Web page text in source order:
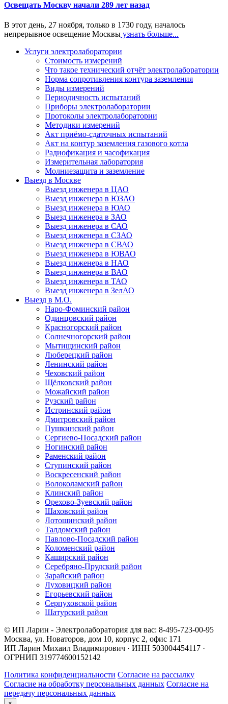
Освещать Москву начали 289 лет назад
В этот день, 27 ноября, только в 1730 году, началось
непрерывное освещение Москвы узнать больше...
Услуги электролаборатории
Стоимость измерений
Что такое технический отчёт электролаборатории
Норма сопротивления контура заземления
Виды измерений
Периодичность испытаний
Приборы электролаборатории
Протоколы электролаборатории
Методики измерений
Акт приёмо-сдаточных испытаний
Акт на контур заземления газового котла
Радиофикация и часофикация
Измерительная лаборатория
Молниезащита и заземление
Выезд в Москве
Выезд инженера в ЦАО
Выезд инженера в ЮЗАО
Выезд инженера в ЮАО
Выезд инженера в ЗАО
Выезд инженера в САО
Выезд инженера в СЗАО
Выезд инженера в СВАО
Выезд инженера в ЮВАО
Выезд инженера в НАО
Выезд инженера в ВАО
Выезд инженера в ТАО
Выезд инженера в ЗелАО
Выезд в М.О.
Наро-Фоминский район
Одинцовский район
Красногорский район
Солнечногорский район
Мытищинский район
Люберецкий район
Ленинский район
Чеховский район
Щёлковский район
Можайский район
Рузский район
Истринский район
Дмитровский район
Пушкинский район
Сергиево-Посадский район
Ногинский район
Раменский район
Ступинский район
Воскресенский район
Волоколамский район
Клинский район
Орехово-Зуевский район
Шаховский район
Лотошинский район
Талдомский район
Павлово-Посадский район
Коломенский район
Каширский район
Серебряно-Прудский район
Зарайский район
Луховицкий район
Егорьевский район
Серпуховской район
Шатурский район
© ИП Ларин - Электролаборатория для вас: 8-495-723-00-95
Москва, ул. Новаторов, дом 10, корпус 2, офис 171
ИП Ларин Михаил Владимирович · ИНН 503004454117 ·
ОГРНИП 319774600152142
Политика конфиденциальности Согласие на рассылку
Согласие на обработку персональных данных Согласие на
передачу персональных данных